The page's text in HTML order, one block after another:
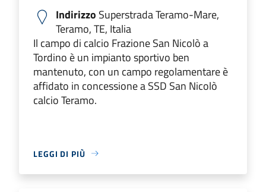
Indirizzo Superstrada Teramo-Mare,
Teramo, TE, Italia
Il campo di calcio Frazione San Nicolò a
Tordino è un impianto sportivo ben
mantenuto, con un campo regolamentare è
affidato in concessione a SSD San Nicolò
calcio Teramo.
LEGGI DI PIÙ